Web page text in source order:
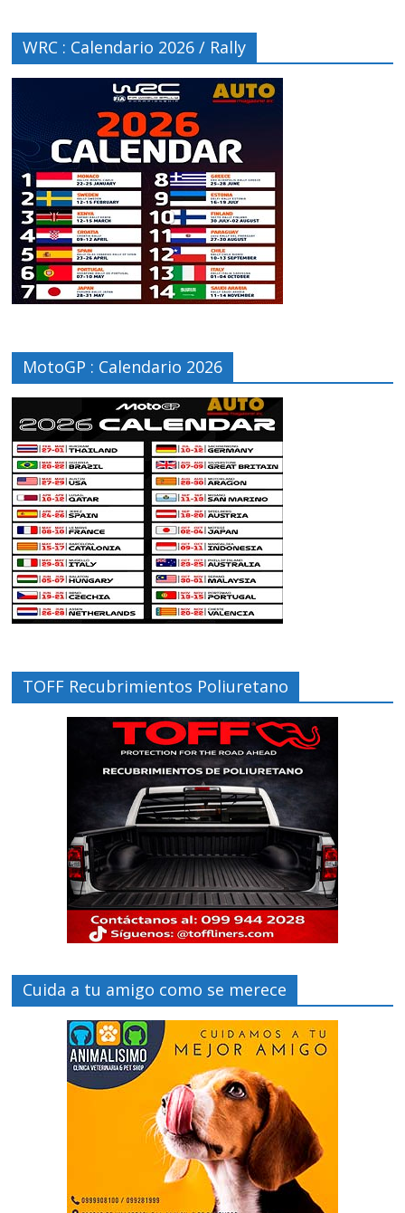
WRC : Calendario 2026 / Rally
MotoGP : Calendario 2026
TOFF Recubrimientos Poliuretano
Cuida a tu amigo como se merece